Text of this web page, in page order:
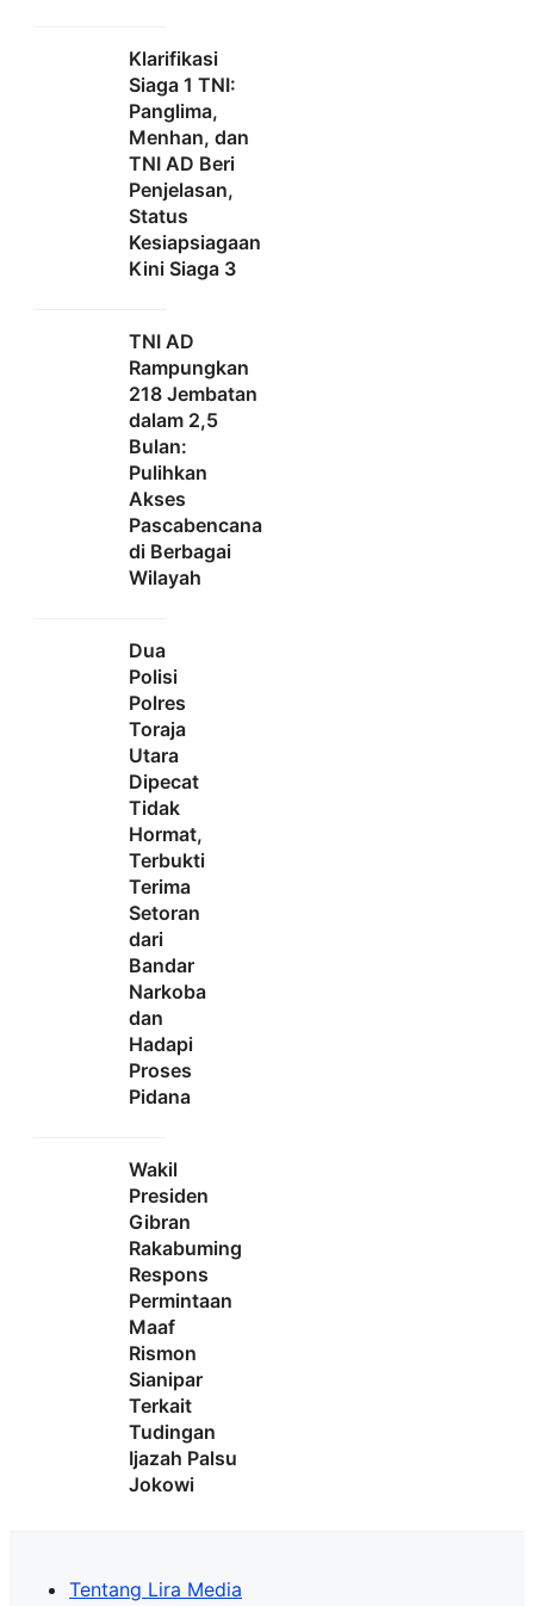
Klarifikasi
Siaga 1 TNI:
Panglima,
Menhan, dan
TNI AD Beri
Penjelasan,
Status
Kesiapsiagaan
Kini Siaga 3
TNI AD
Rampungkan
218 Jembatan
dalam 2,5
Bulan:
Pulihkan
Akses
Pascabencana
di Berbagai
Wilayah
Dua
Polisi
Polres
Toraja
Utara
Dipecat
Tidak
Hormat,
Terbukti
Terima
Setoran
dari
Bandar
Narkoba
dan
Hadapi
Proses
Pidana
Wakil
Presiden
Gibran
Rakabuming
Respons
Permintaan
Maaf
Rismon
Sianipar
Terkait
Tudingan
Ijazah Palsu
Jokowi
Tentang Lira Media